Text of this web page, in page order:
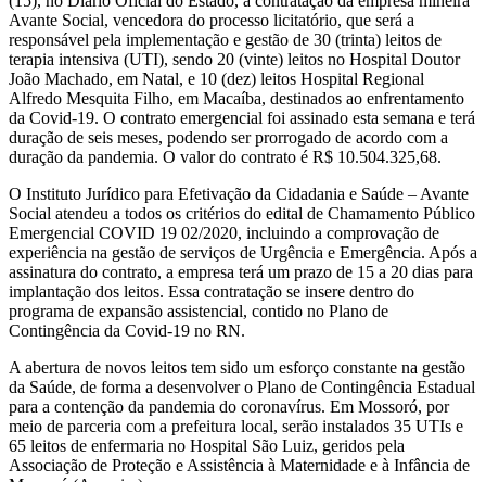
Avante Social, vencedora do processo licitatório, que será a
responsável pela implementação e gestão de 30 (trinta) leitos de
terapia intensiva (UTI), sendo 20 (vinte) leitos no Hospital Doutor
João Machado, em Natal, e 10 (dez) leitos Hospital Regional
Alfredo Mesquita Filho, em Macaíba, destinados ao enfrentamento
da Covid-19. O contrato emergencial foi assinado esta semana e terá
duração de seis meses, podendo ser prorrogado de acordo com a
duração da pandemia. O valor do contrato é R$ 10.504.325,68.
O Instituto Jurídico para Efetivação da Cidadania e Saúde – Avante
Social atendeu a todos os critérios do edital de Chamamento Público
Emergencial COVID 19 02/2020, incluindo a comprovação de
experiência na gestão de serviços de Urgência e Emergência. Após a
assinatura do contrato, a empresa terá um prazo de 15 a 20 dias para
implantação dos leitos. Essa contratação se insere dentro do
programa de expansão assistencial, contido no Plano de
Contingência da Covid-19 no RN.
A abertura de novos leitos tem sido um esforço constante na gestão
da Saúde, de forma a desenvolver o Plano de Contingência Estadual
para a contenção da pandemia do coronavírus. Em Mossoró, por
meio de parceria com a prefeitura local, serão instalados 35 UTIs e
65 leitos de enfermaria no Hospital São Luiz, geridos pela
Associação de Proteção e Assistência à Maternidade e à Infância de